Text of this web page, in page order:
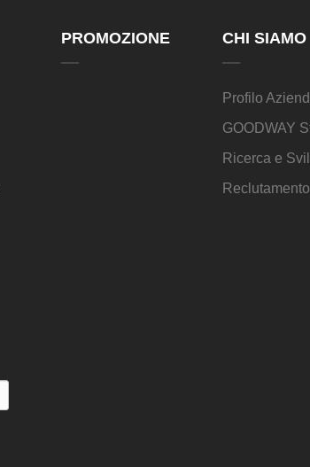
PROMOZIONE CHI SIAMO
Profilo
GOODWAY
Ricerca e